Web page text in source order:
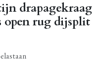
drapagekraag
open rug dijsplit